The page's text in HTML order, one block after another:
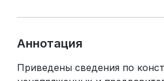
Аннотация
Приведены сведения по